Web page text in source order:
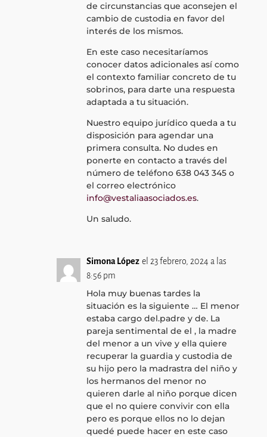
de circunstancias que aconsejen el
cambio de custodia en favor del
interés de los mismos.
En este caso necesitaríamos
conocer datos adicionales así como
el contexto familiar concreto de tu
sobrinos, para darte una respuesta
adaptada a tu situación.
Nuestro equipo jurídico queda a tu
disposición para agendar una
primera consulta. No dudes en
ponerte en contacto a través del
número de teléfono 638 043 345 o
el correo electrónico
info@vestaliaasociados.es.
Un saludo.
Simona López el 23 febrero, 2024 a las
8:56 pm
Hola muy buenas tardes la
situación es la siguiente … El menor
estaba cargo del.padre y de. La
pareja sentimental de el , la madre
del menor a un vive y ella quiere
recuperar la guardia y custodia de
su hijo pero la madrastra del niño y
los hermanos del menor no
quieren darle al niño porque dicen
que el no quiere convivir con ella
pero es porque ellos no lo dejan
quedé puede hacer en este caso